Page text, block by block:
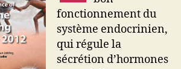
fonctionnement du
système endocrinien,
qui régule la
sécrétion d’hormones